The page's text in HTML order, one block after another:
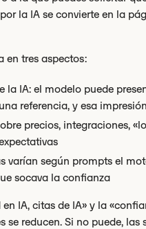
la IA se convierte en la
en tres aspectos:
IA: el modelo puede
referencia, y esa
precios, integraciones,
varían según prompts el
socava la confianza
IA, citas de IA» y la
reducen. Si no puede,